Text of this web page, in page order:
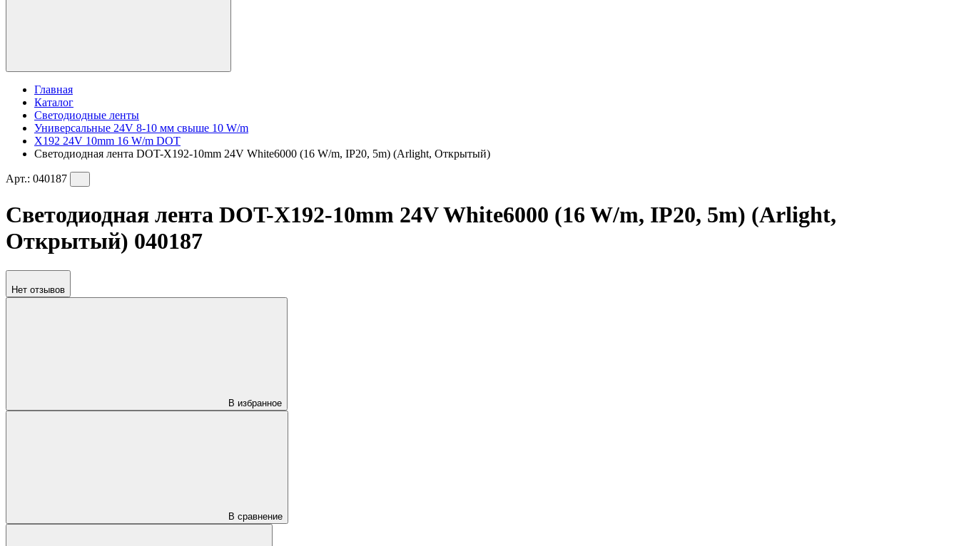
Главная
Каталог
Светодиодные ленты
Универсальные 24V 8-10 мм свыше 10 W/m
X192 24V 10mm 16 W/m DOT
Светодиодная лента DOT-X192-10mm 24V White6000 (16 W/m, IP20, 5m) (Arlight, Открытый)
Арт.: 040187
Светодиодная лента DOT-X192-10mm 24V White6000 (16 W/m, IP20, 5m) (Arlight,
Открытый) 040187
Нет отзывов
В избранное
В сравнение